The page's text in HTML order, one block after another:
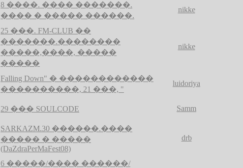
8 ����. ���� �������.
���� � ����� ������.
nikke
25 ���. FM-CLUB ��
�������.��������
�����,����, �����
�����
nikke
Falling Down" � ������������
����������, 21 ���, "
luidoriya
29 ��� SOULCODE Samm
SARKAZM.30 ������.����
����� � �����
(DaZdraPerMaFest08)
drb
6 �����/���� ������/